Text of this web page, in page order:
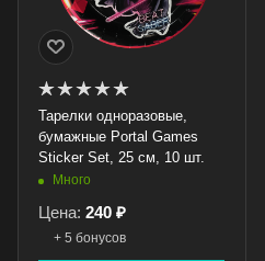
Тарелки одноразовые,
бумажные Portal Games
Sticker Set, 25 см, 10 шт.
Много
Цена: 240 ₽
+ 5 бонусов